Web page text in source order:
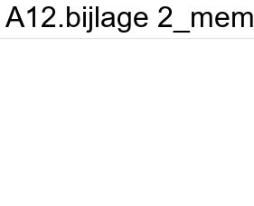
A12.bijlage